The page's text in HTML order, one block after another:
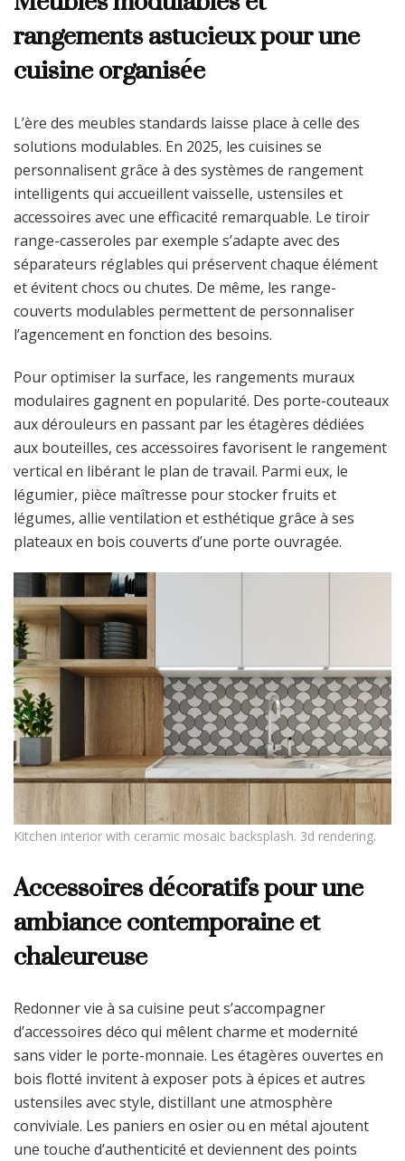
rangements astucieux pour une
cuisine organisée
L’ère des meubles standards laisse place à celle des
solutions modulables. En 2025, les cuisines se
personnalisent grâce à des systèmes de rangement
intelligents qui accueillent vaisselle, ustensiles et
accessoires avec une efficacité remarquable. Le tiroir
range-casseroles par exemple s’adapte avec des
séparateurs réglables qui préservent chaque élément
et évitent chocs ou chutes. De même, les range-
couverts modulables permettent de personnaliser
l’agencement en fonction des besoins.
Pour optimiser la surface, les rangements muraux
modulaires gagnent en popularité. Des porte-couteaux
aux dérouleurs en passant par les étagères dédiées
aux bouteilles, ces accessoires favorisent le rangement
vertical en libérant le plan de travail. Parmi eux, le
légumier, pièce maîtresse pour stocker fruits et
légumes, allie ventilation et esthétique grâce à ses
plateaux en bois couverts d’une porte ouvragée.
Kitchen interior with ceramic mosaic backsplash. 3d rendering.
Accessoires décoratifs pour une
ambiance contemporaine et
chaleureuse
Redonner vie à sa cuisine peut s’accompagner
d’accessoires déco qui mêlent charme et modernité
sans vider le porte-monnaie. Les étagères ouvertes en
bois flotté invitent à exposer pots à épices et autres
ustensiles avec style, distillant une atmosphère
conviviale. Les paniers en osier ou en métal ajoutent
une touche d’authenticité et deviennent des points